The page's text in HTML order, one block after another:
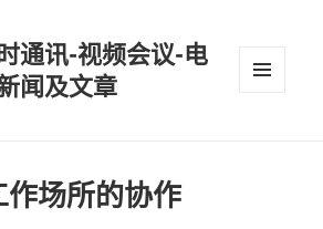
通讯-视频会议-电
闻及文章
场所的协作